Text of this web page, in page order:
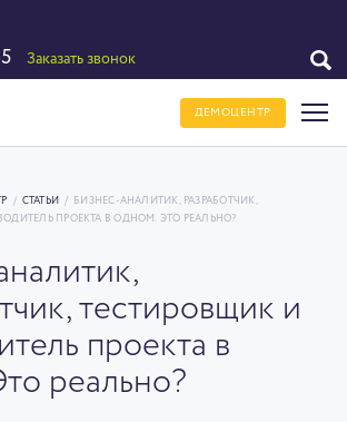
Заказать звонок
ДЕМОЦЕНТР
/ СТАТЬИ /
БИЗНЕС-АНАЛИТИК, РАЗРАБОТЧИК,
ПРОЕКТА В ОДНОМ. ЭТО РЕАЛЬНО?
тестировщик и
проекта в
реально?